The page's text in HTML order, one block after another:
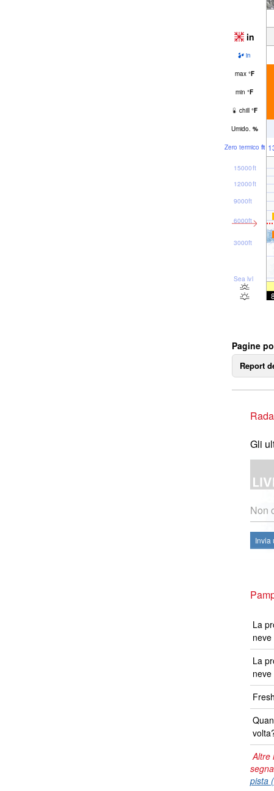
in
in
max °F
min °F
chill °F
Umido. %
Zero termico ft
Sea lvl
3000ft
6000ft
9000ft
12000ft
15000ft
Pagine
Report
Gli
Non
Invia
La
neve
La
neve
Altre
pista